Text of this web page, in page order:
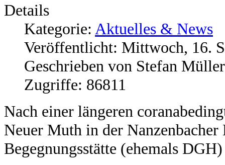
Details
Kategorie: Aktuelles & News
Veröffentlicht: Mittwoch, 16.
Geschrieben von Stefan Müller
Zugriffe: 86811
Nach einer längeren
Neuer Muth in der Nanzenbacher
Begegnungsstätte (ehemals